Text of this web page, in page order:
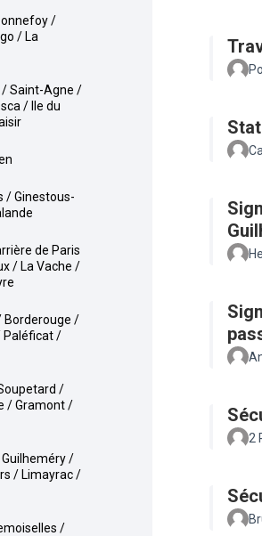
/ La
/ Ile du
/ La Vache /
Paléficat /
/ Gramont /
/ Limayrac /
2